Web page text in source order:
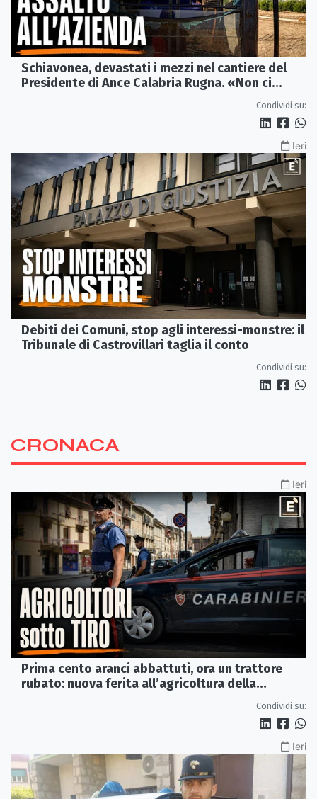
Schiavonea, devastati i mezzi nel cantiere del
Presidente di Ance Calabria Rugna. «Non ci
Condividi su:
Ieri
Debiti dei Comuni, stop agli interessi-monstre: il
Tribunale di Castrovillari taglia il conto
Condividi su:
CRONACA
Ieri
Prima cento aranci abbattuti, ora un trattore
rubato: nuova ferita all’agricoltura della
Condividi su:
Ieri